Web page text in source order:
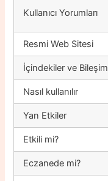
Kullanıcı Yorumları
Resmi Web Sitesi
İçindekiler ve Bileşim
Nasıl kullanılır
Yan Etkiler
Etkili mi?
Eczanede mi?